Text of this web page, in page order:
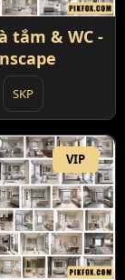
tắm & WC -
SKP
VIP